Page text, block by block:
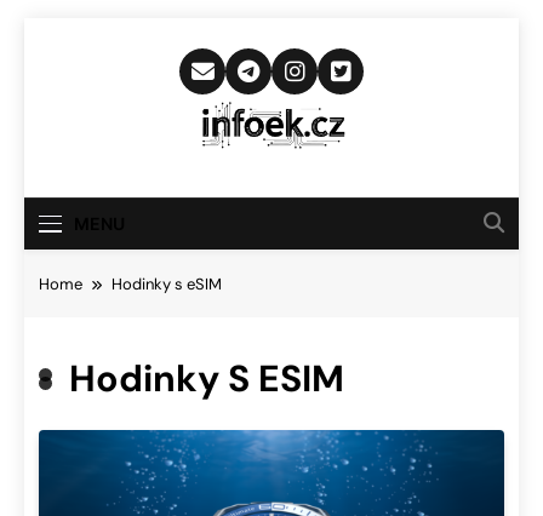
Infoek.cz
Novinkám
Home Hodinky s eSIM
Hodinky S ESIM